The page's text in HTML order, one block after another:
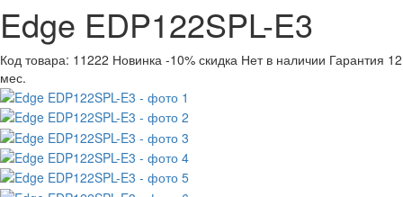
Edge EDP122SPL-E3
Код товара: 11222 Новинка -10% скидка Нет в наличии Гарантия 12
мес.